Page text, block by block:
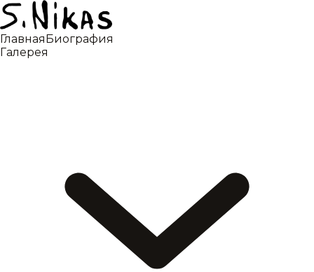
ГлавнаяБиография
Галерея